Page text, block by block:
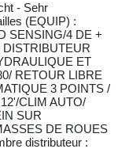
- Sehr
(EQUIP) :
SENSING/4 DE +
DISTRIBUTEUR
ET
RETOUR LIBRE
3 POINTS /
CLIM AUTO/
SUR
DE ROUES
distributeur :